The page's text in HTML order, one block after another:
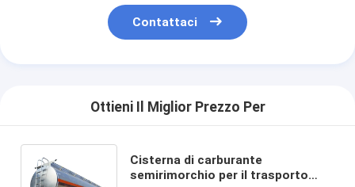
Contattaci
Ottieni Il Miglior Prezzo Per
Cisterna di carburante
semirimorchio per il trasporto